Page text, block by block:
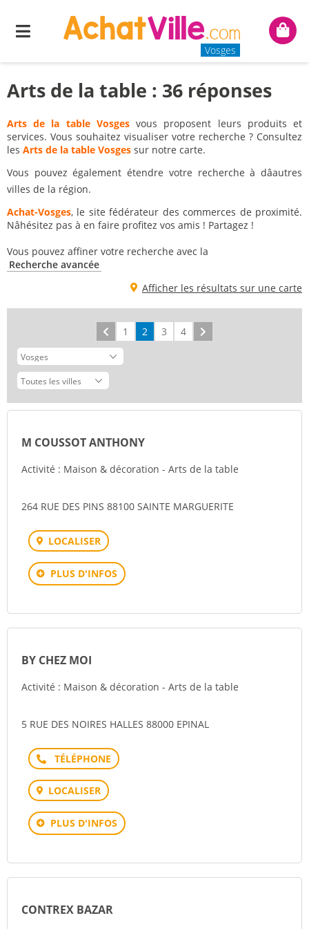
Menu
Vosges
Mon
Arts de la table : 36 réponses
Arts de la table Vosgesvous proposent leurs produits et
services. Vous souhaitez visualiser votre recherche ? Consultez
les Arts de la table Vosges sur notre carte.
Vous pouvez également étendre votre recherche à dâautres
villes de la région.
Achat-Vosges, le site fédérateur des commerces de proximité.
Nâhésitez pas à en faire profitez vos amis ! Partagez !
Vous pouvez affiner votre recherche avec la
Recherche avancée
Afficher les résultats sur une carte
Précédent
1 2 3 4
M COUSSOT ANTHONY
Activité : Maison & décoration - Arts de la table
264 RUE DES PINS 88100 SAINTE MARGUERITE
LOCALISER
PLUS D'INFOS
BY CHEZ MOI
Activité : Maison & décoration - Arts de la table
5 RUE DES NOIRES HALLES 88000 EPINAL
Téléphone
LOCALISER
PLUS D'INFOS
CONTREX BAZAR